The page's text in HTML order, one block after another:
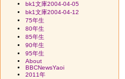
bk1文庫2004-04-05
bk1文庫2004-04-12
75年生
80年生
85年生
90年生
95年生
About
BBCNewsYaoi
2011年